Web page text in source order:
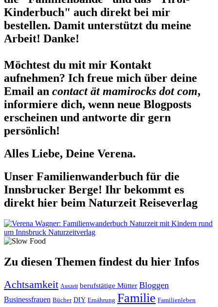
Kinderbuch" auch direkt bei mir
bestellen. Damit unterstützt du meine
Arbeit! Danke!
Möchtest du mit mir Kontakt
aufnehmen? Ich freue mich über deine
Email an contact ät mamirocks dot com,
informiere dich, wenn neue Blogposts
erscheinen und antworte dir gern
persönlich!
Alles Liebe, Deine Verena.
Unser Familienwanderbuch für die
Innsbrucker Berge! Ihr bekommt es
direkt hier beim Naturzeit Reiseverlag
Zu diesen Themen findest du hier Infos
Achtsamkeit Auszeit berufstätige Mütter Bloggen
Businessfrauen Bücher DIY Ernährung Familie Familienleben